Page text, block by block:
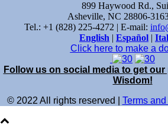
899 Haywood Rd.,
Asheville, NC 28806-
Tel.: +1 (828) 225-4272 | E-mail:
English | Español |
Click here to make a
Follow us on social media to get
Wisdom!
© 2022 All rights reserved | Terms